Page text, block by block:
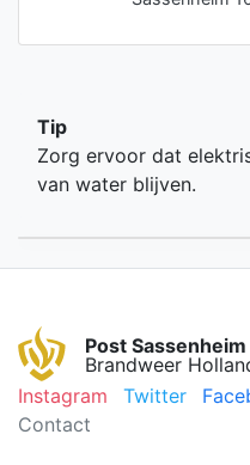
Tip
Zorg ervoor dat
van water blijven.
Post Sassenheim
Brandweer
Instagram
Twitter
Contact